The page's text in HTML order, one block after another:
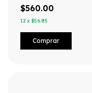
$560.00
12 x $56.85